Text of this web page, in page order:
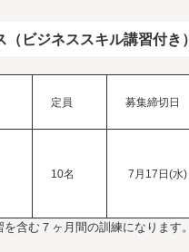
（ビジネススキル講習付き）
定員 募集締切日
10名 7月17日(水)
含む７ヶ月間の訓練になります。